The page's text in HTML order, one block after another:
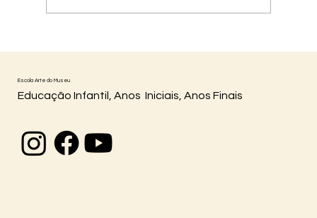
Escola Arte do Museu
Educação Infantil, Anos Iniciais, Anos Finais